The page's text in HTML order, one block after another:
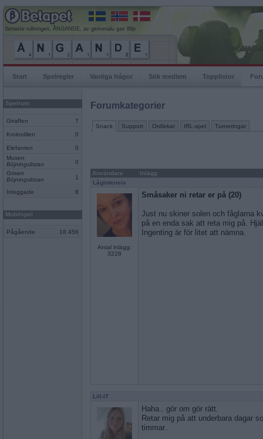
Senaste rullningen, ÅNGANDE, av gemenalu gav 89p
Start Spelregler Vanliga frågor Sök medlem Topplistor
Spelrum
Giraffen 7
Krokodilen 0
Elefanten
0
Musen
Böjningslistan
0
Grisen
Böjningslistan
1
Inloggade 8
Mobilspel
Pågående 18 456
Forumkategorier
Snack Support Ordlekar IRL-spel Turneringar
Användare
Inlägg
Lågintensiv
Antal inlägg:
3228
Småsaker ni retar er på (20)
Just nu skiner solen och fåglarna
på en enda sak att reta mig på.
Ingenting är för litet att nämna.
Lill-IT
Haha.. gör om gör rätt.
Retar mig på att underbara dagar
timmar..